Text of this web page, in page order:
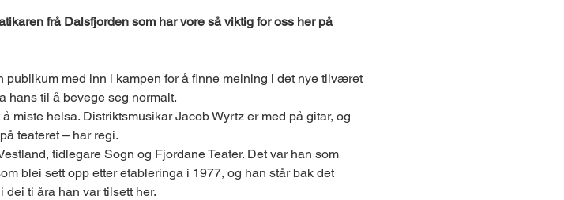
frå Dalsfjorden som har vore så viktig for oss her på
publikum med inn i kampen for å finne meining i det nye tilværet
hans til å bevege seg normalt.
helsa. Distriktsmusikar Jacob Wyrtz er med på gitar, og
teateret – har regi.
tidlegare Sogn og Fjordane Teater. Det var han som
blei sett opp etter etableringa i 1977, og han står bak det
ti åra han var tilsett her.